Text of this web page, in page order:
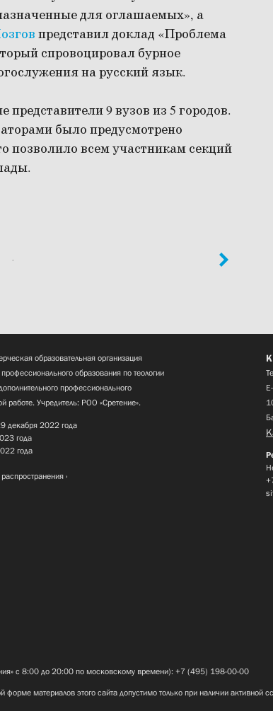
для оглашаемых», а
представил доклад «Проблема
спровоцировал бурное
на русский язык.
9 вузов из 5 городов.
было предусмотрено
позволило всем участникам секций
образовательная организация
образования по теологии
профессионального
работе. Учредитель: РОО «Сретение».
декабря 2022 года
года
года
с 8:00 до 20:00 по московскому времени): +7 (495) 198-00-00
материалов этого сайта допустимо только при наличии активной